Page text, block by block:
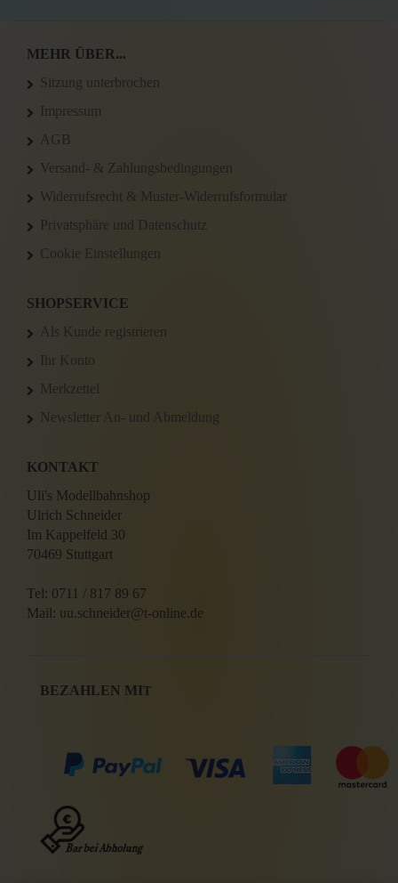
MEHR ÜBER...
Sitzung unterbrochen
Impressum
AGB
Versand- & Zahlungsbedingungen
Widerrufsrecht & Muster-Widerrufsformular
Privatsphäre und Datenschutz
Cookie Einstellungen
SHOPSERVICE
Als Kunde registrieren
Ihr Konto
Merkzettel
Newsletter An- und Abmeldung
KONTAKT
Uli's Modellbahnshop
Ulrich Schneider
Im Kappelfeld 30
70469 Stuttgart
Tel: 0711 / 817 89 67
Mail: uu.schneider@t-online.de
BEZAHLEN MIT